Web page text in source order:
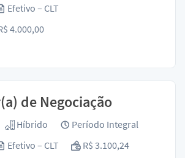
Efetivo – CLT
4.000,00
de Negociação
Híbrido
Período Integral
Efetivo – CLT R$ 3.100,24